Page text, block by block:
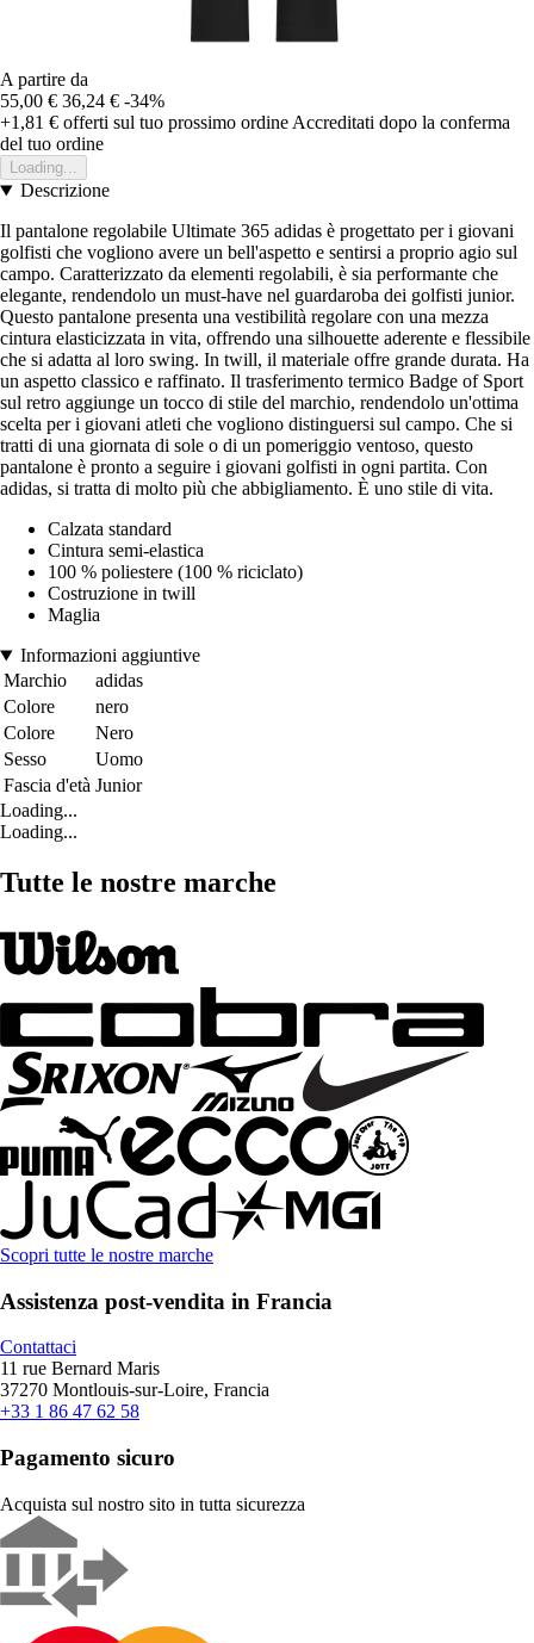
A partire da
55,00 € 36,24 € -34%
+1,81 € offerti sul tuo prossimo ordine Accreditati dopo la conferma
del tuo ordine
Loading...
Descrizione
Il pantalone regolabile Ultimate 365 adidas è progettato per i giovani
golfisti che vogliono avere un bell'aspetto e sentirsi a proprio agio sul
campo. Caratterizzato da elementi regolabili, è sia performante che
elegante, rendendolo un must-have nel guardaroba dei golfisti junior.
Questo pantalone presenta una vestibilità regolare con una mezza
cintura elasticizzata in vita, offrendo una silhouette aderente e flessibile
che si adatta al loro swing. In twill, il materiale offre grande durata. Ha
un aspetto classico e raffinato. Il trasferimento termico Badge of Sport
sul retro aggiunge un tocco di stile del marchio, rendendolo un'ottima
scelta per i giovani atleti che vogliono distinguersi sul campo. Che si
tratti di una giornata di sole o di un pomeriggio ventoso, questo
pantalone è pronto a seguire i giovani golfisti in ogni partita. Con
adidas, si tratta di molto più che abbigliamento. È uno stile di vita.
Calzata standard
Cintura semi-elastica
100 % poliestere (100 % riciclato)
Costruzione in twill
Maglia
Informazioni aggiuntive
Marchio
adidas
Colore
nero
Colore
Nero
Sesso
Uomo
Fascia d'età Junior
Loading...
Loading...
Tutte le nostre marche
Scopri tutte le nostre marche
Assistenza post-vendita in Francia
Contattaci
11 rue Bernard Maris
37270 Montlouis-sur-Loire, Francia
+33 1 86 47 62 58
Pagamento sicuro
Acquista sul nostro sito in tutta sicurezza